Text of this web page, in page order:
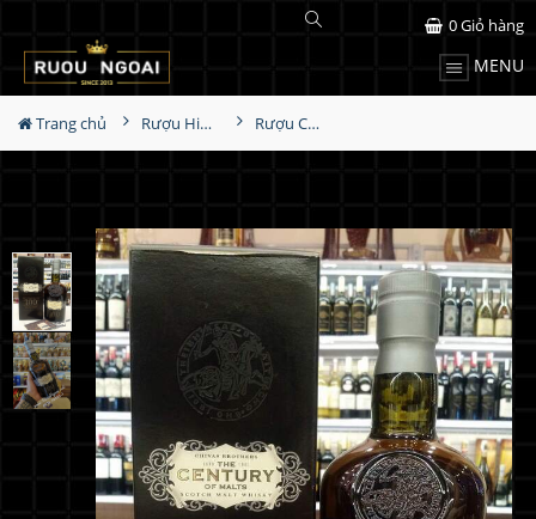
MENU
0Giỏ hàng
Trang chủ Rượu Hiếm - Cũ Rượu Chivas Century of Malts 100 mùi